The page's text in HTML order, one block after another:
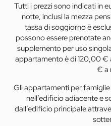
Tutti i prezzi sono indicati in
notte, inclusi la mezza
tassa di soggiorno è
possono essere prenotate
supplemento per uso
appartamento è di 120,00 €
€ a
Gli appartamenti per
nell’edificio adiacente e
dall’edificio principale